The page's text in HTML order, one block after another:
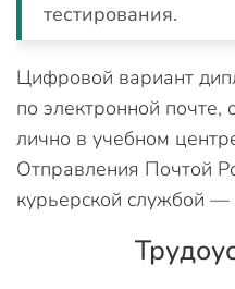
тестирования.
Цифровой вариант
по электронной почте,
лично в учебном
Отправления Почтой
курьерской службой —